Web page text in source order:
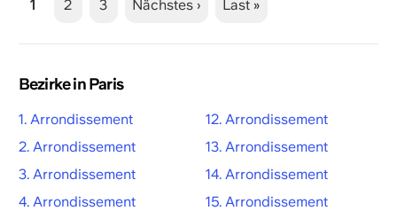
1 2 3 Nächstes › Last »
Bezirke in Paris
1. Arrondissement
2. Arrondissement
3. Arrondissement
4. Arrondissement
12. Arrondissement
13. Arrondissement
14. Arrondissement
15. Arrondissement